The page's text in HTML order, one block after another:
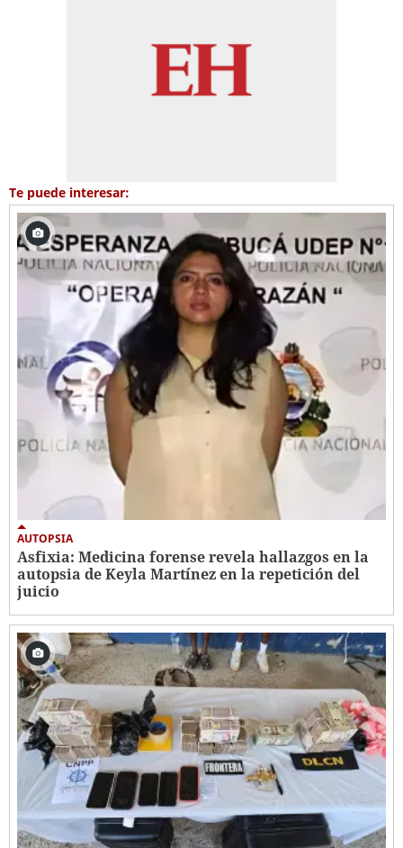
Te puede interesar:
AUTOPSIA
Asfixia: Medicina forense revela hallazgos en la
autopsia de Keyla Martínez en la repetición del
juicio